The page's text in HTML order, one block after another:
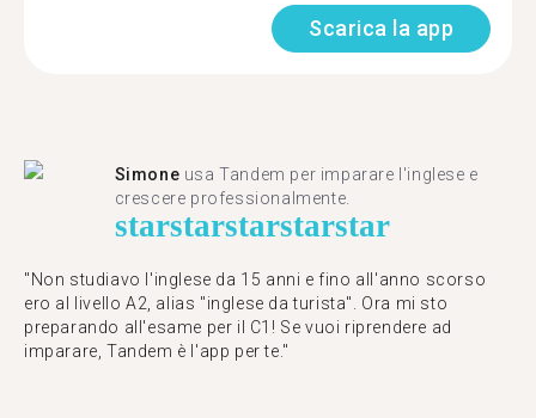
Scarica la app
Simone usa Tandem per imparare l'inglese e
crescere professionalmente.
starstarstarstarstar
"Non studiavo l'inglese da 15 anni e fino all'anno scorso
ero al livello A2, alias "inglese da turista". Ora mi sto
preparando all'esame per il C1! Se vuoi riprendere ad
imparare, Tandem è l'app per te."